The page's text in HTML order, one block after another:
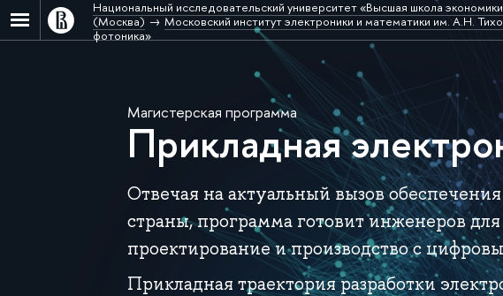
Национальный исследовательский университет «Высшая школа
(Москва)
Московский институт электроники и математики им. А.Н.
фотоника»
Магистерская программа
Прикладная
Отвечая на актуальный вызов
страны, программа готовит инженеров
проектирование и производство с
Прикладная траектория разработки